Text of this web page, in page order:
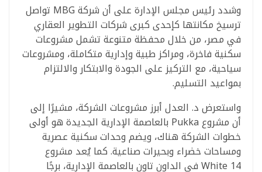
وشدد رئيس مجلس الإدارة على أن شركة MBG تواصل
ترسيخ مكانتها كإحدى كبرى شركات التطوير العقاري
في مصر، من خلال محفظة متنوعة تشمل مشروعات
سكنية فاخرة، ومراكز طبية وإدارية متكاملة، ومشروعات
سياحية، مع التركيز على الجودة والابتكار والالتزام
بمواعيد التسليم.
واستعرض د. العدل أبرز مشروعات الشركة، مشيرًا إلى
أن مشروع Pukka بالعاصمة الإدارية الجديدة هو أولى
خطوات الشركة هناك، ويضم وحدات سكنية عصرية
ومساحات خضراء وبحيرات صناعية. كما يُعد مشروع
White 14 في الداون تاون بالعاصمة الإدارية، برجًا